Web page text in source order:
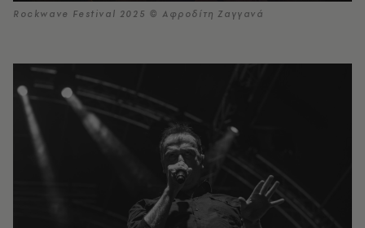
Rockwave Festival 2025 © Αφροδίτη Ζαγγανά